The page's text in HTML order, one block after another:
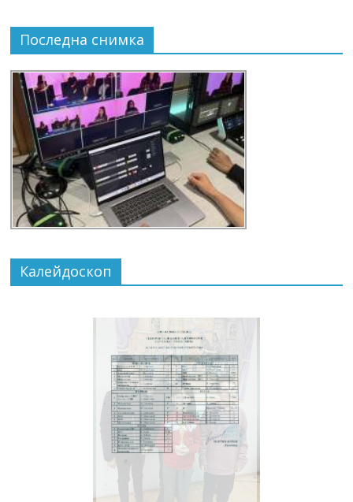
Последна снимка
Калейдоскоп